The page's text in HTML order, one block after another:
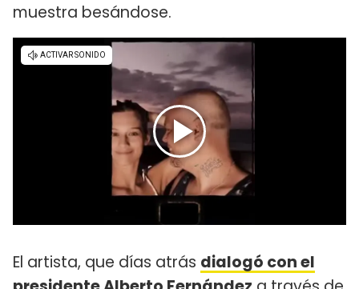
muestra besándose.
El artista, que días atrás dialogó con el